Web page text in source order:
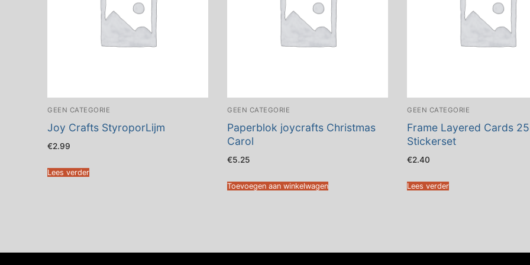
GEEN CATEGORIE
Joy Crafts StyroporLijm
€2.99
Lees verder
GEEN CATEGORIE
Paperblok joycrafts Christmas
Carol
€5.25
Toevoegen aan winkelwagen
GEEN CATEGORIE
Frame Layered Cards
Stickerset
€2.40
Lees verder